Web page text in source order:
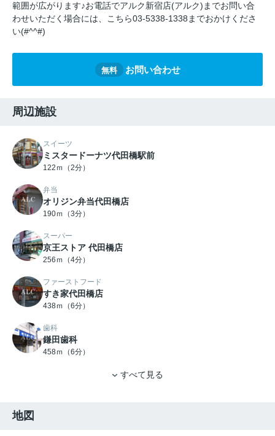
範囲が広がります♪お電話でアルク新宿店(アルク)までお問い合
わせいただく場合には、こちら03-5338-1338までおかけくださ
い(#^^#)
無料 お問い合わせ
周辺施設
スイーツ
ミスタードーナツ代田橋駅前
122ｍ（2分）
弁当
オリジン弁当代田橋店
190ｍ（3分）
スーパー
京王ストア 代田橋店
256ｍ（4分）
ファーストフード
すき家代田橋店
438ｍ（6分）
歯科
鎌田歯科
458ｍ（6分）
すべて見る
地図